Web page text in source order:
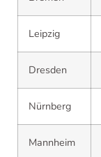
Leipzig
Dresden
Nürnberg
Mannheim